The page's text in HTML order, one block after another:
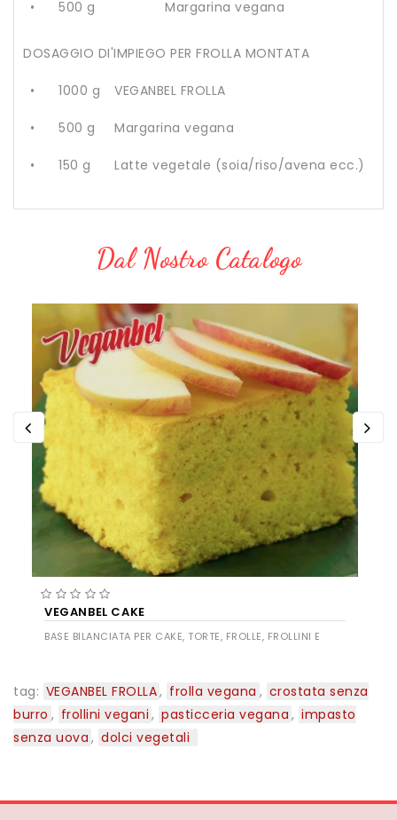
• 500 g Margarina vegana
DOSAGGIO DI'IMPIEGO PER FROLLA MONTATA
• 1000 g VEGANBEL FROLLA
• 500 g Margarina vegana
• 150 g Latte vegetale (soia/riso/avena ecc.)
Dal Nostro Catalogo
VEGANBEL CAKE
BASE BILANCIATA PER CAKE, TORTE, FROLLE, FROLLINI E
tag: VEGANBEL FROLLA, frolla vegana , crostata senza
burro , frollini vegani , pasticceria vegana , impasto
senza uova , dolci vegetali